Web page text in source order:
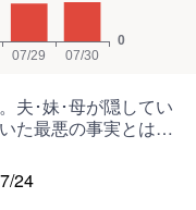
夫･妹･母が隠してい
た最悪の事実とは…
24